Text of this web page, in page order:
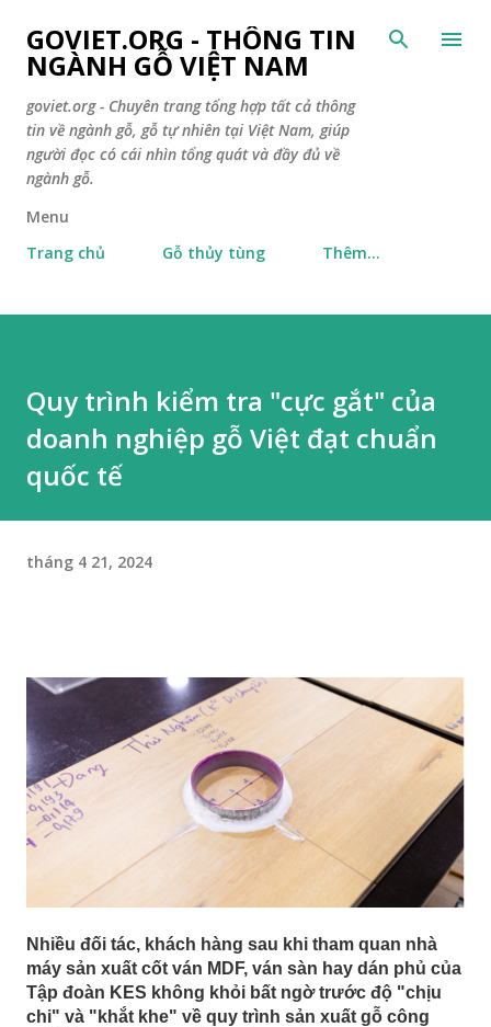
Chuyển đến nội dung chính
GOVIET.ORG - THÔNG TIN
NGÀNH GỖ VIỆT NAM
goviet.org - Chuyên trang tổng hợp tất cả thông
tin về ngành gỗ, gỗ tự nhiên tại Việt Nam, giúp
người đọc có cái nhìn tổng quát và đầy đủ về
ngành gỗ.
Menu
Trang chủ
Gỗ thủy tùng Thêm…
Quy trình kiểm tra "cực gắt" của
doanh nghiệp gỗ Việt đạt chuẩn
quốc tế
tháng 4 21, 2024
Nhiều đối tác, khách hàng sau khi tham quan nhà
máy sản xuất cốt ván MDF, ván sàn hay dán phủ của
Tập đoàn KES không khỏi bất ngờ trước độ "chịu
chi" và "khắt khe" về quy trình sản xuất gỗ công